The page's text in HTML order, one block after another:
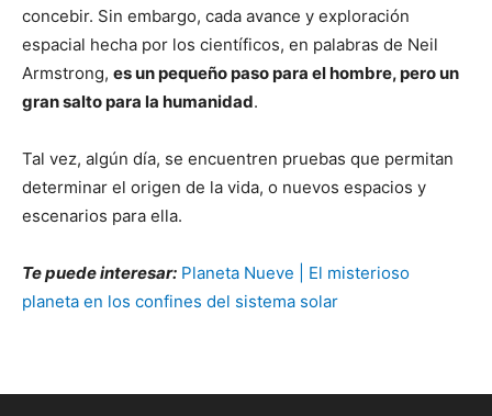
concebir. Sin embargo, cada avance y exploración
espacial hecha por los científicos, en palabras de Neil
Armstrong, es un pequeño paso para el hombre, pero un
gran salto para la humanidad.
Tal vez, algún día, se encuentren pruebas que permitan
determinar el origen de la vida, o nuevos espacios y
escenarios para ella.
Te puede interesar: Planeta Nueve | El misterioso
planeta en los confines del sistema solar